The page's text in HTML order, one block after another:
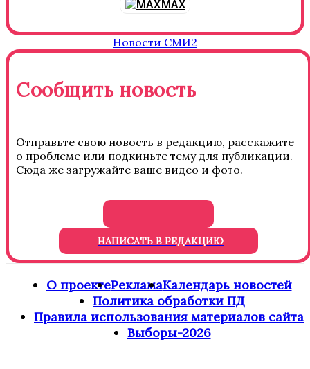
MAX
Новости СМИ2
Сообщить новость
Отправьте свою новость в редакцию, расскажите
о проблеме или подкиньте тему для публикации.
Сюда же загружайте ваше видео и фото.
НАПИСАТЬ В РЕДАКЦИЮ
О проектеРекламаКалендарь новостей
Политика обработки ПД
Правила использования материалов сайта
Выборы-2026